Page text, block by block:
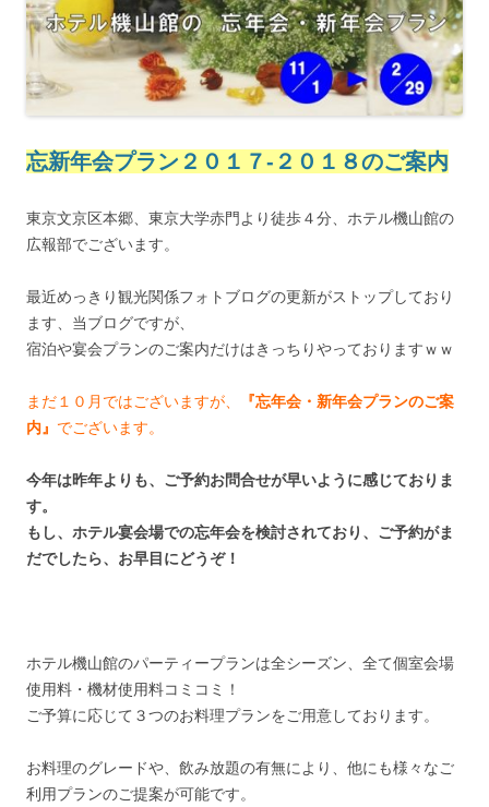
忘新年会プラン２０１７-２０１８のご案内
東京文京区本郷、東京大学赤門より徒歩４分、ホテル機山館の
広報部でございます。
最近めっきり観光関係フォトブログの更新がストップしており
ます、当ブログですが、
宿泊や宴会プランのご案内だけはきっちりやっておりますｗｗ
まだ１０月ではございますが、
『忘年会・新年会プランのご案
内』 でございます。
今年は昨年よりも、ご予約お問合せが早いように感じておりま
す。
もし、ホテル宴会場での忘年会を検討されており、ご予約がま
だでしたら、お早目にどうぞ！
ホテル機山館のパーティープランは全シーズン、全て個室会場
使用料・機材使用料コミコミ！
ご予算に応じて３つのお料理プランをご用意しております。
お料理のグレードや、飲み放題の有無により、他にも様々なご
利用プランのご提案が可能です。